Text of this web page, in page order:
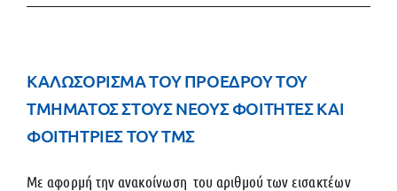
ΚΑΛΩΣΟΡΙΣΜΑ ΤΟΥ ΠΡΟΕΔΡΟΥ ΤΟΥ
ΤΜΗΜΑΤΟΣ ΣΤΟΥΣ ΝΕΟΥΣ ΦΟΙΤΗΤΕΣ ΚΑΙ
ΦΟΙΤΗΤΡΙΕΣ ΤΟΥ ΤΜΣ
Με αφορμή την ανακοίνωση του αριθμού των εισακτέων